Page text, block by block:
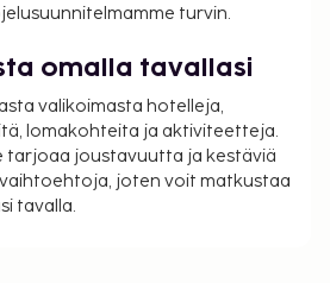
peritään
majoituspaikan meille
pysäköinti: 24 EUR per yö
per majoitustila per yö
EUR per yöpyminen)
ei veloiteta lisämaksuja
turvin.
omalla tavallasi
valikoimasta hotelleja,
lomakohteita ja aktiviteetteja.
tarjoaa joustavuutta ja kestäviä
joten voit matkustaa
tavalla.